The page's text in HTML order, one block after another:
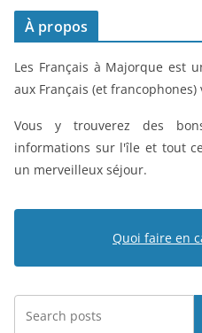
À propos
Les Français à Majorque est
aux Français (et
Vous y trouverez des
informations sur l'île et tout
un merveilleux séjour.
Quoi faire en